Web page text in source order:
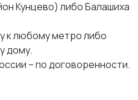
Кунцево) либо Балашиха
к любому метро либо
дому.
– по договоренности.